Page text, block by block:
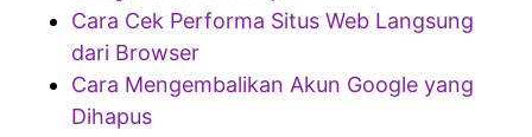
Cara Cek Performa Situs Web Langsung
dari Browser
Cara Mengembalikan Akun Google yang
Dihapus